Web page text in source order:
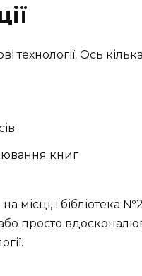
технології. Ось
книг
місці, і бібліотека
просто